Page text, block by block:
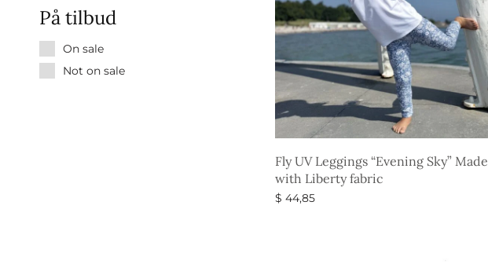
På tilbud
On sale
Not on sale
Fly UV Leggings “Evening Sky” Made
with Liberty fabric
$ 44,85